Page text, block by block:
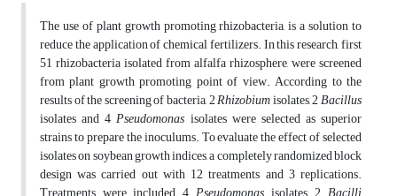
The use of plant growth promoting rhizobacteria, is a solution to
reduce the application of chemical fertilizers. In this research, first
51 rhizobacteria isolated from alfalfa rhizosphere, were screened
from plant growth promoting point of view. According to the
results of the screening of bacteria, 2Rhizobiumisolates, 2Bacillus
isolates and 4Pseudomonas isolates were selected as superior
strains to prepare the inoculums. To evaluate the effect of selected
isolates on soybean growth indices, a completely randomized block
design was carried out with 12 treatments and 3 replications.